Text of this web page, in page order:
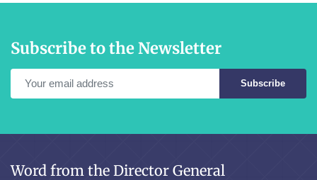
Subscribe to the Newsletter
Subscribe
Word from the Director General